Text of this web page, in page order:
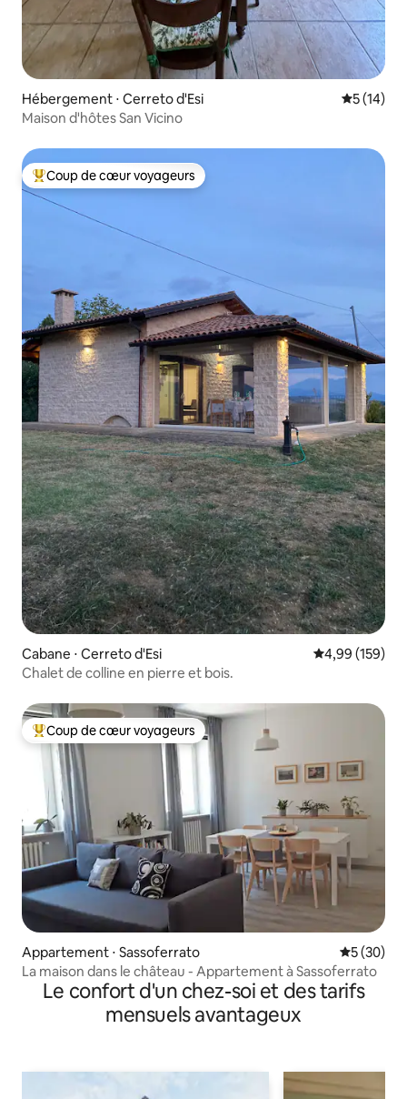
Hébergement ⋅ Cerreto d'Esi
5 (14)
Maison d'hôtes San Vicino
Coups de cœur voyageurs les plus appréciés
Coup de cœur voyageurs
Cabane ⋅ Cerreto d'Esi Évaluation
4,99 (159)
Chalet de colline en pierre et bois.
Coups de cœur voyageurs les plus appréciés
Coup de cœur voyageurs
Appartement ⋅ Sassoferrato
5 (30)
La maison dans le château - Appartement à Sassoferrato
Le confort d'un chez-soi et des tarifs
mensuels avantageux